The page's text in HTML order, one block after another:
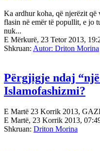
Ka ardhur koha, që njerëzit
flasin në emër të popullit, e jo
nuk...
E Mërkurë, 23 Tetor 2013,
Shkruan: Autor: Driton Morina
Përgjigje ndaj
Islamofashizmi?
E Martë 23 Korrik 2013,
E Martë, 23 Korrik 2013,
Shkruan: Driton Morina